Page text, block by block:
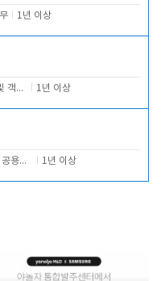
1년 이상
카운터 업무 및 객실관리(청소상태 확인, 객실판매) 1년 이상
호텔객실 및 공용시설 청소 관리 1년 이상